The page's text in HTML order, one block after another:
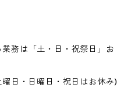
務は「土・日・祝祭日」お
日・日曜日・祝日はお休み)